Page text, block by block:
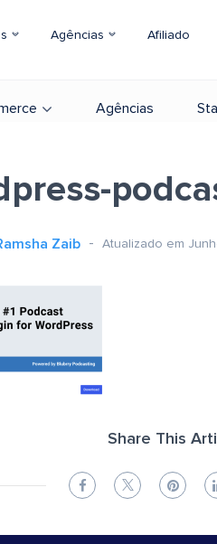
Agências Afiliado
Agências
Zaib Atualizado em
Share This